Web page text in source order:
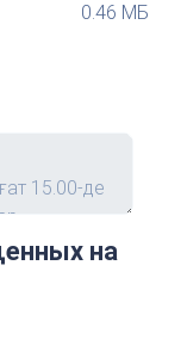
0.46 МБ
на